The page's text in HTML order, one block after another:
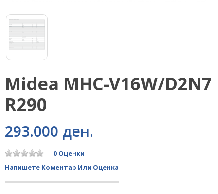
Midea MHC-V16W/D2N7
R290
293.000 ден.
0 Оценки
Напишете Коментар Или Оценка